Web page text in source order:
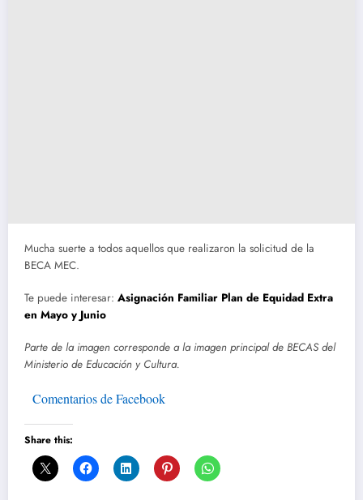
Mucha suerte a todos aquellos que realizaron la solicitud de la
BECA MEC.
Te puede interesar: Asignación Familiar Plan de Equidad Extra
en Mayo y Junio
Parte de la imagen corresponde a la imagen principal de BECAS del
Ministerio de Educación y Cultura.
Comentarios de Facebook
Share this: